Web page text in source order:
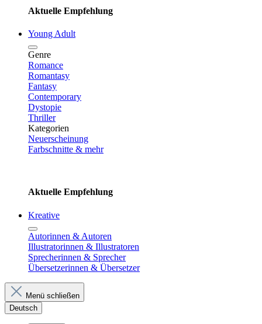
Aktuelle Empfehlung
Young Adult
Genre
Romance
Romantasy
Fantasy
Contemporary
Dystopie
Thriller
Kategorien
Neuerscheinung
Farbschnitte & mehr
Aktuelle Empfehlung
Kreative
Autorinnen & Autoren
Illustratorinnen & Illustratoren
Sprecherinnen & Sprecher
Übersetzerinnen & Übersetzer
Menü schließen
Deutsch